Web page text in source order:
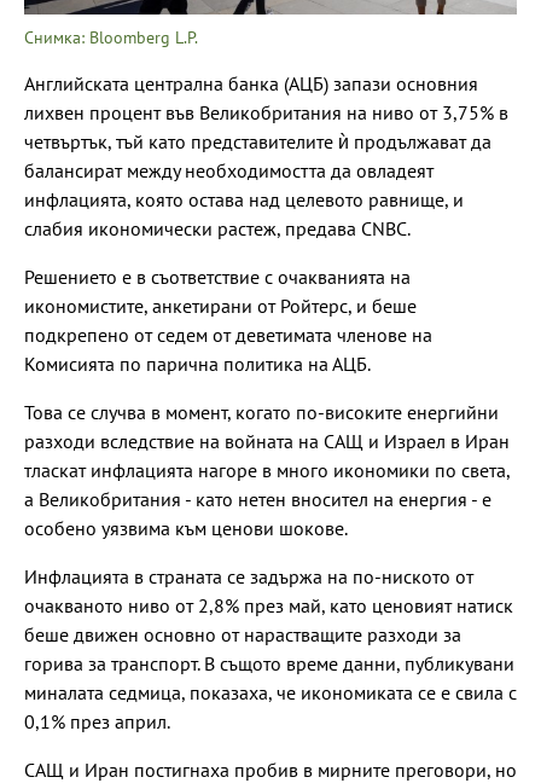
Снимка: Bloomberg L.P.
Английската централна банка (АЦБ) запази основния
лихвен процент във Великобритания на ниво от 3,75% в
четвъртък, тъй като представителите ѝ продължават да
балансират между необходимостта да овладеят
инфлацията, която остава над целевото равнище, и
слабия икономически растеж, предава CNBC.
Решението е в съответствие с очакванията на
икономистите, анкетирани от Ройтерс, и беше
подкрепено от седем от деветимата членове на
Комисията по парична политика на АЦБ.
Това се случва в момент, когато по-високите енергийни
разходи вследствие на войната на САЩ и Израел в Иран
тласкат инфлацията нагоре в много икономики по света,
а Великобритания - като нетен вносител на енергия - е
особено уязвима към ценови шокове.
Инфлацията в страната се задържа на по-ниското от
очакваното ниво от 2,8% през май, като ценовият натиск
беше движен основно от нарастващите разходи за
горива за транспорт. В същото време данни, публикувани
миналата седмица, показаха, че икономиката се е свила с
0,1% през април.
САЩ и Иран постигнаха пробив в мирните преговори, но